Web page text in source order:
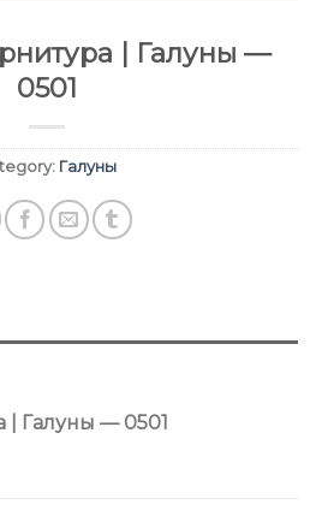
| Галуны —
0501
Галуны
| Галуны — 0501